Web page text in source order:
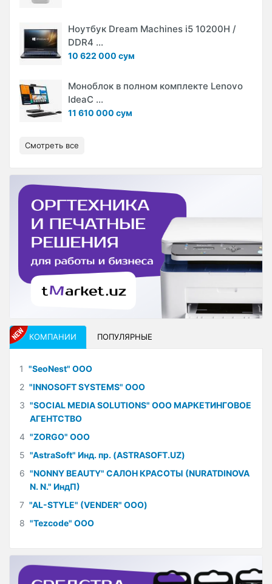
Ноутбук Dream Machines i5 10200H /
DDR4 ...
10 622 000 сум
Моноблок в полном комплекте Lenovo
IdeaC ...
11 610 000 сум
Смотреть все
КОМПАНИИ ПОПУЛЯРНЫЕ
1 "SeoNest" ООО
2 "INNOSOFT SYSTEMS" ООО
3 "SOCIAL MEDIA SOLUTIONS" ООО МАРКЕТИНГОВОЕ
АГЕНТСТВО
4 "ZORGO" ООО
5 "AstraSoft" Инд. пр. (ASTRASOFT.UZ)
6 "NONNY BEAUTY" САЛОН КРАСОТЫ (NURATDINOVA
N. N." ИндП)
7 "AL-STYLE" (VENDER" ООО)
8 "Tezcode" ООО